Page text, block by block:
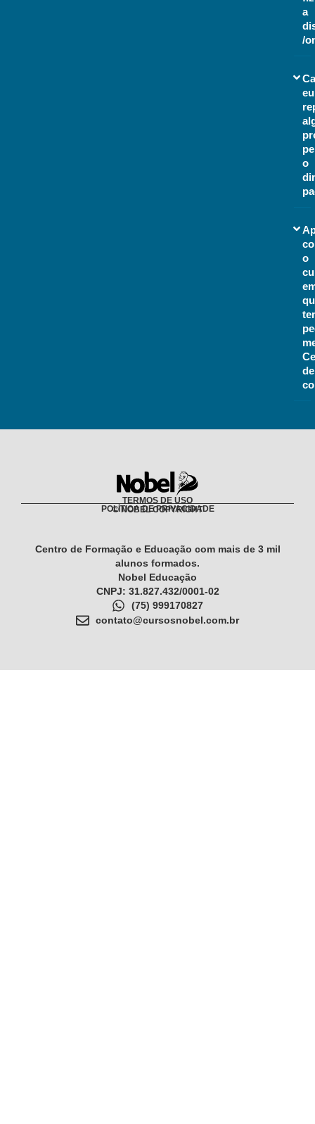
a
/
eu
o
o
de
TERMOS DE USO
POLÍTICA DE PRIVACIDADE
© NOBEL COPYRIGHT​
Centro de Formação e Educação com mais de 3 mil
alunos formados.
Nobel Educação
CNPJ: 31.827.432/0001-02
(75) 999170827
contato@cursosnobel.com.br